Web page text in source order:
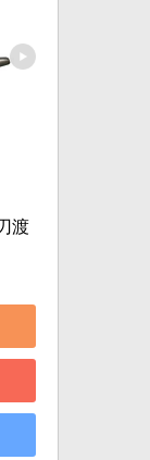
渡